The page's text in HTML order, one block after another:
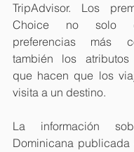
TripAdvisor. Los
Choice no solo
preferencias más
también los atributos
que hacen que los
visita a un destino.
La información
Dominicana